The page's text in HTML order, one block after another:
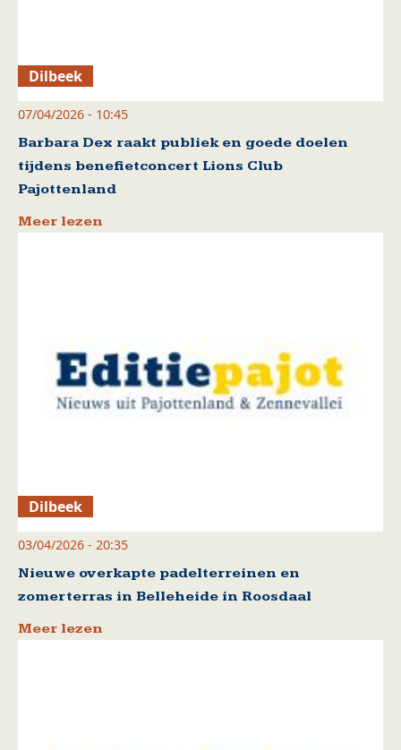
Dilbeek
07/04/2026 - 10:45
Barbara Dex raakt publiek en goede doelen
tijdens benefietconcert Lions Club
Pajottenland
Meer lezen
Dilbeek
03/04/2026 - 20:35
Nieuwe overkapte padelterreinen en
zomerterras in Belleheide in Roosdaal
Meer lezen